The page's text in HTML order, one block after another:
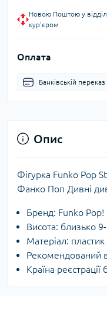
Новою Поштою у
кур'єром
Оплата
Банківській переказ
Опис
Фігурка Funko Pop
Фанко Поп Дивні
Бренд: Funko Pop!
Висота: близько
Матеріал: пластик
Рекомендований
Країна